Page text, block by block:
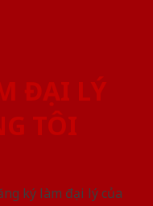
ĐẠI LÝ
TÔI
ký làm đại lý của